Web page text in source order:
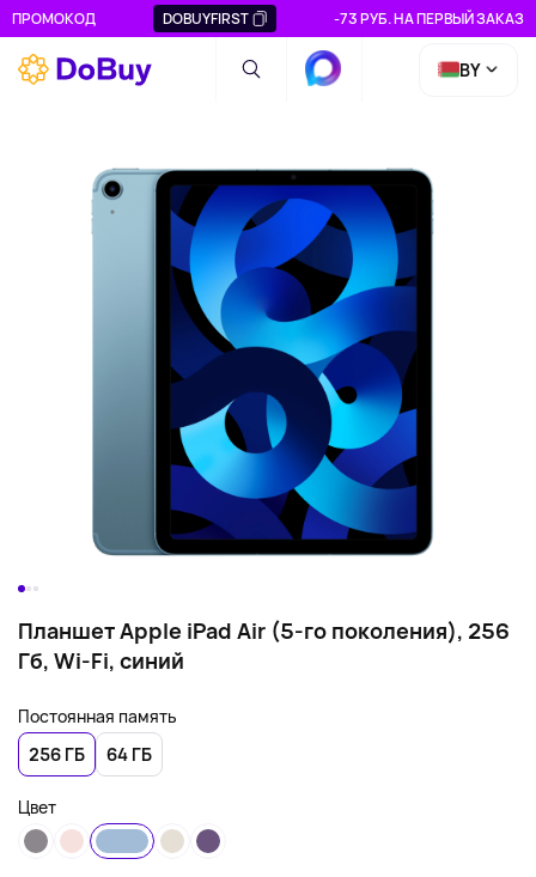
ПРОМОКОД DOBUYFIRST -73 РУБ. НА ПЕРВЫЙ ЗАКАЗ
BY
Планшет Apple iPad Air (5-го поколения), 256
Гб, Wi-Fi, синий
Постоянная память
256 ГБ
64 ГБ
Цвет